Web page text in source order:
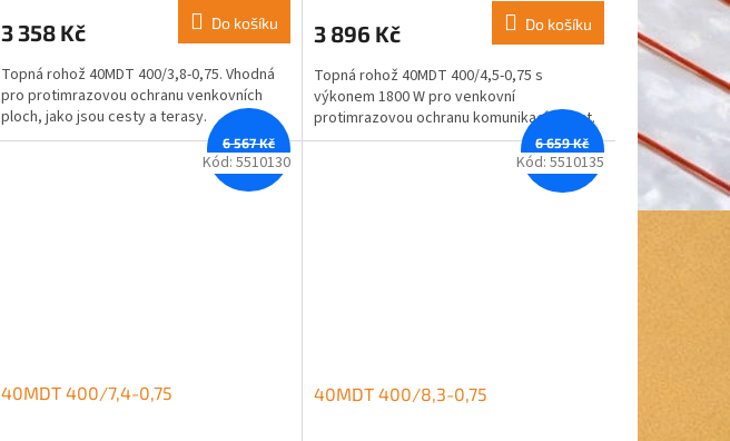
3 358 Kč Do košíku
Topná rohož 40MDT 400/3,8-0,75. Vhodná
pro protimrazovou ochranu venkovních
ploch, jako jsou cesty a terasy.
3 896 Kč Do košíku
Topná rohož 40MDT 400/4,5-0,75 s
výkonem 1800 W pro venkovní
protimrazovou ochranu komunikací a cest.
6 567 Kč
–12 %
40MDT 400/7,4-0,75
Kód: 5510130
6 659 Kč
–12 %
40MDT 400/8,3-0,75
Kód: 5510135